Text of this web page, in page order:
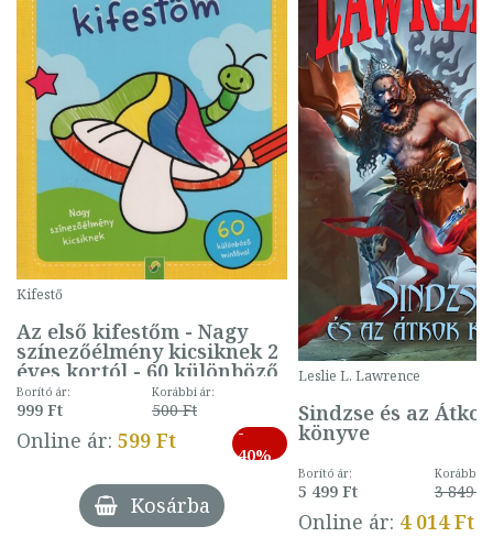
Kifestő
Az első kifestőm - Nagy
színezőélmény kicsiknek 2
éves kortól - 60 különböző
mintával (gombás)
Borító ár:
999 Ft
Korábbi ár:
500 Ft
Online ár: 599 Ft
-
40%
Kosárba
Leslie L. Lawrence
Sindzse és az Átkok
könyve
Borító ár:
5 499 Ft
Korábbi
3 849 Ft
Online ár: 4 014 Ft